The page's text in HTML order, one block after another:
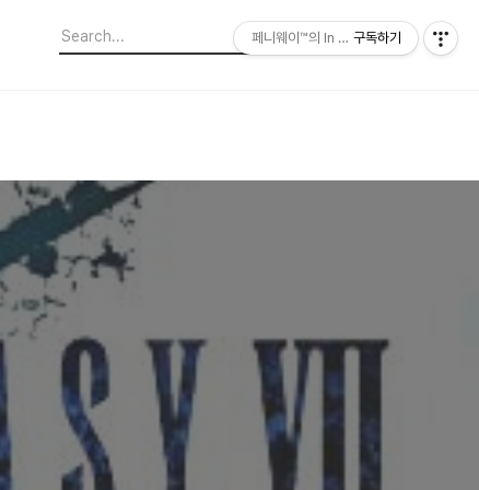
페니웨이™의 In This Film
구독하기